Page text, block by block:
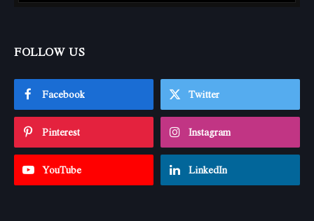
FOLLOW US
Facebook Twitter
Pinterest Instagram
YouTube LinkedIn